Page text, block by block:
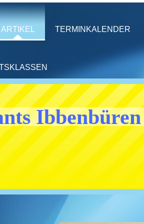
ARTIKEL TERMINKALENDER
Ibbenbüren